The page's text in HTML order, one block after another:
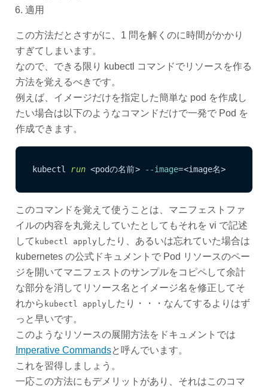
適用
この方法だとさすがに、1 問を解くのに時間がかかり
すぎてしまいます。
なので、できる限り kubectl コマンドでリソースを作る
方法を覚えるべきです。
例えば、イメージだけを指定した簡単な pod を作成し
たい場合は以下のようなコマンドだけで一発で Pod を
作成できます。
kubectl run <podの名前> --image=<image名>
このコマンドを覚えて使うことは、マニフェストファ
イルの内容を丸覚えしていたとしてもそれを vi で記述
して kubectl apply したり、あるいは忘れていた場合は
kubernetes の公式ドキュメントで Pod リソースのペー
ジを開いてマニフェストのサンプルをコピペして余計
な部分を消してリソース名とイメージ名を修正してそ
れから kubectl apply したり・・・なんてするよりはず
っと早いです。
このようなリソースの展開方法をドキュメントでは
Imperative Commandsと呼んでいます。
これを習得しましょう。
一応この方法にもデメリットがあり、それはこのコマ